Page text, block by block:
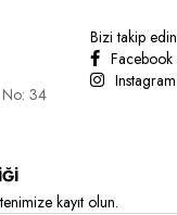
No: 34
Bizi takip
Facebook
Instagram
kayıt olun.